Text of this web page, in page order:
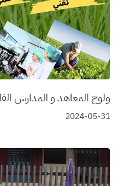
ولوج المعاهد و المدارس
2024-05-31